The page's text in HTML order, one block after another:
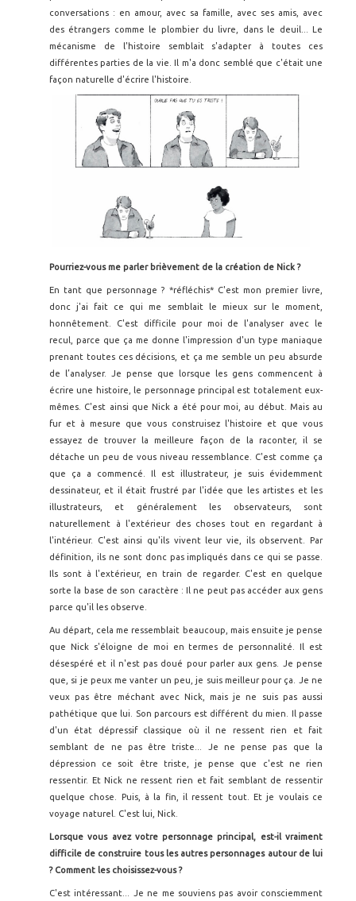
conversations : en amour, avec sa famille, avec ses amis, avec
des étrangers comme le plombier du livre, dans le deuil... Le
mécanisme de l'histoire semblait s'adapter à toutes ces
différentes parties de la vie. Il m'a donc semblé que c'était une
façon naturelle d'écrire l'histoire.
Pourriez-vous me parler brièvement de la création de Nick ?
En tant que personnage ? *réfléchis* C'est mon premier livre,
donc j'ai fait ce qui me semblait le mieux sur le moment,
honnêtement. C'est difficile pour moi de l'analyser avec le
recul, parce que ça me donne l'impression d'un type maniaque
prenant toutes ces décisions, et ça me semble un peu absurde
de l’analyser. Je pense que lorsque les gens commencent à
écrire une histoire, le personnage principal est totalement eux-
mêmes. C'est ainsi que Nick a été pour moi, au début. Mais au
fur et à mesure que vous construisez l'histoire et que vous
essayez de trouver la meilleure façon de la raconter, il se
détache un peu de vous niveau ressemblance. C'est comme ça
que ça a commencé. Il est illustrateur, je suis évidemment
dessinateur, et il était frustré par l'idée que les artistes et les
illustrateurs, et généralement les observateurs, sont
naturellement à l'extérieur des choses tout en regardant à
l'intérieur. C'est ainsi qu'ils vivent leur vie, ils observent. Par
définition, ils ne sont donc pas impliqués dans ce qui se passe.
Ils sont à l'extérieur, en train de regarder. C'est en quelque
sorte la base de son caractère : Il ne peut pas accéder aux gens
parce qu'il les observe.
Au départ, cela me ressemblait beaucoup, mais ensuite je pense
que Nick s'éloigne de moi en termes de personnalité. Il est
désespéré et il n'est pas doué pour parler aux gens. Je pense
que, si je peux me vanter un peu, je suis meilleur pour ça. Je ne
veux pas être méchant avec Nick, mais je ne suis pas aussi
pathétique que lui. Son parcours est différent du mien. Il passe
d'un état dépressif classique où il ne ressent rien et fait
semblant de ne pas être triste... Je ne pense pas que la
dépression ce soit être triste, je pense que c'est ne rien
ressentir. Et Nick ne ressent rien et fait semblant de ressentir
quelque chose. Puis, à la fin, il ressent tout. Et je voulais ce
voyage naturel. C'est lui, Nick.
Lorsque vous avez votre personnage principal, est-il vraiment
difficile de construire tous les autres personnages autour de lui
? Comment les choisissez-vous ?
C'est intéressant... Je ne me souviens pas avoir consciemment